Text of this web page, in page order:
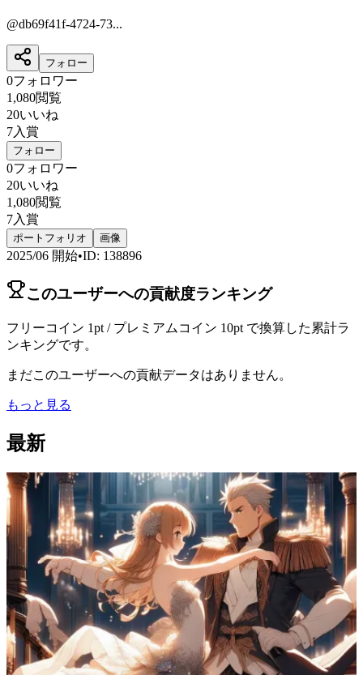
@db69f41f-4724-73...
フォロー
0フォロワー
1,080閲覧
20いいね
7入賞
フォロー
0フォロワー
20いいね
1,080閲覧
7入賞
ポートフォリオ 画像
2025/06 開始•ID: 138896
このユーザーへの貢献度ランキング
フリーコイン 1pt / プレミアムコイン 10pt で換算した累計ラ
ンキングです。
まだこのユーザーへの貢献データはありません。
もっと見る
最新